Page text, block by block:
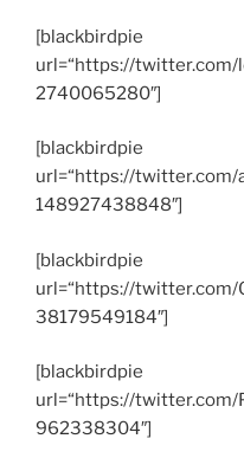
[blackbirdpie
url=“https://
2740065280″]
[blackbirdpie
url=“https://
148927438848″]
[blackbirdpie
url=“https://
38179549184″]
[blackbirdpie
url=“https://
962338304″]